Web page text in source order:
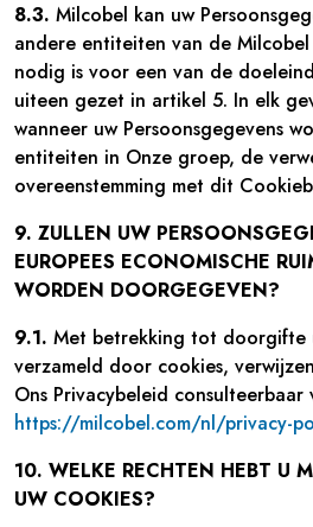
8.3. Milcobel kan uw
andere entiteiten van de
nodig is voor een van de
uiteen gezet in artikel 5. In elk
wanneer uw Persoonsgegevens
entiteiten in Onze groep, de
overeenstemming met dit
9. ZULLEN UW
EUROPEES ECONOMISCHE
WORDEN DOORGEGEVEN?
9.1. Met betrekking tot doorgifte
verzameld door cookies,
Ons Privacybeleid consulteerbaar
https://milcobel.com/nl/privacy-
10. WELKE RECHTEN HEBT U
UW COOKIES?